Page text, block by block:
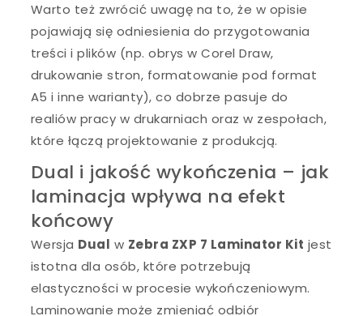
Warto też zwrócić uwagę na to, że w opisie
pojawiają się odniesienia do przygotowania
treści i plików (np. obrys w Corel Draw,
drukowanie stron, formatowanie pod format
A5 i inne warianty), co dobrze pasuje do
realiów pracy w drukarniach oraz w zespołach,
które łączą projektowanie z produkcją.
Dual i jakość wykończenia – jak
laminacja wpływa na efekt
końcowy
Wersja Dual w Zebra ZXP 7 Laminator Kit jest
istotna dla osób, które potrzebują
elastyczności w procesie wykończeniowym.
Laminowanie może zmieniać odbiór